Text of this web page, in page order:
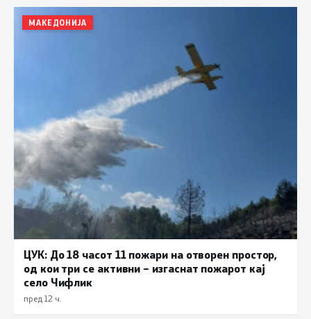
МАКЕДОНИЈА
ЦУК: До 18 часот 11 пожари на отворен простор,
од кои три се активни – изгаснат пожарот кај
село Чифлик
пред 12 ч.